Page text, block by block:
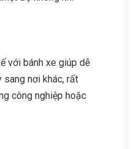
với bánh xe giúp dễ
sang nơi khác, rất
công nghiệp hoặc